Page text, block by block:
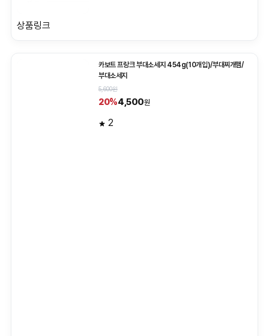
상품링크
카보트 프랑크 부대소세지 454g(10개입)/부대찌개햄/
부대소세지
5,600원
20%4,500원
2